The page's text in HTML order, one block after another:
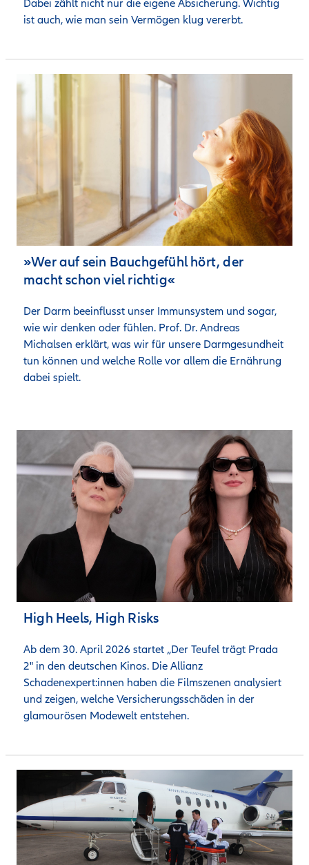
ist auch, wie man sein Vermögen klug vererbt.
»Wer auf sein Bauchgefühl hört, der
macht schon viel richtig«
Der Darm beeinflusst unser Immunsystem und sogar,
wie wir denken oder fühlen. Prof. Dr. Andreas
Michalsen erklärt, was wir für unsere Darmgesundheit
tun können und welche Rolle vor allem die Ernährung
dabei spielt.
High Heels, High Risks
Ab dem 30. April 2026 startet „Der Teufel trägt Prada
2" in den deutschen Kinos. Die Allianz
Schadenexpert:innen haben die Filmszenen analysiert
und zeigen, welche Versicherungsschäden in der
glamourösen Modewelt entstehen.